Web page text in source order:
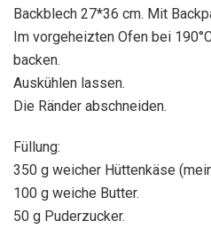
Backblech 27*36 cm. Mit
Im vorgeheizten Ofen bei
backen.
Auskühlen lassen.
Die Ränder abschneiden.
Füllung:
350 g weicher Hüttenkäse
100 g weiche Butter.
50 g Puderzucker.